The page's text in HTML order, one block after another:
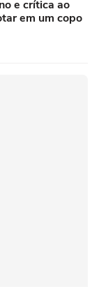
e crítica ao
em um copo